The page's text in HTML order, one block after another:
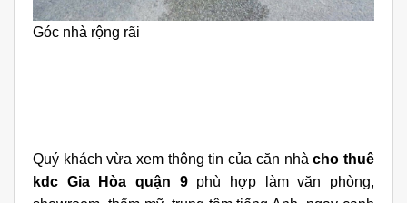
Góc nhà rộng rãi
Quý khách vừa xem thông tin của căn nhàcho thuê
kdc Gia Hòa quận 9
phù hợp làm văn phòng,